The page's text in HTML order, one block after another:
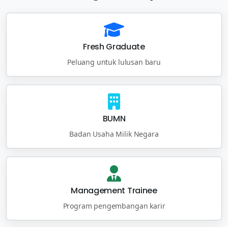
Fresh Graduate
Peluang untuk lulusan baru
BUMN
Badan Usaha Milik Negara
Management Trainee
Program pengembangan karir